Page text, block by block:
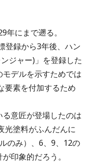
年にまで遡る。
登録から3年後、ハン
ジャー)」を登録した
デルを示すためでは
要素を付加するため
意匠が登場したのは
光塗料がふんだんに
のみ）、6、9、12の
印象的だろう。